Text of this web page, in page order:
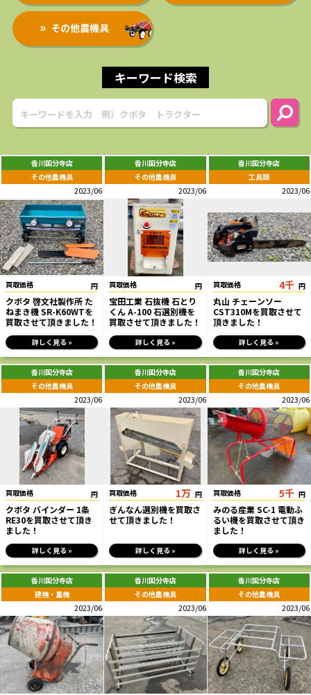
その他農機具
キーワード検索
香川国分寺店
その他農機具
2023/06
買取価格 円
クボタ 啓文社製作所 た
ねまき機 SR-K60WTを
買取させて頂きました！
詳しく見る »
香川国分寺店
その他農機具
2023/06
買取価格 円
宝田工業 石抜機 石とり
くん A-100 石選別機を
買取させて頂きました！
詳しく見る »
香川国分寺店
工具類
2023/06
買取価格 4千 円
丸山 チェーンソー
CST310Mを買取させて
頂きました！
詳しく見る »
香川国分寺店
その他農機具
2023/06
買取価格 円
クボタ バインダー 1条
RE30を買取させて頂き
ました！
詳しく見る »
香川国分寺店
その他農機具
2023/06
買取価格 1万 円
ぎんなん選別機を買取さ
せて頂きました！
詳しく見る »
香川国分寺店
その他農機具
2023/06
買取価格 5千 円
みのる産業 SC-1 電動ふ
るい機を買取させて頂き
ました！
詳しく見る »
香川国分寺店
建機・重機
2023/06
香川国分寺店
その他農機具
2023/06
香川国分寺店
その他農機具
2023/06